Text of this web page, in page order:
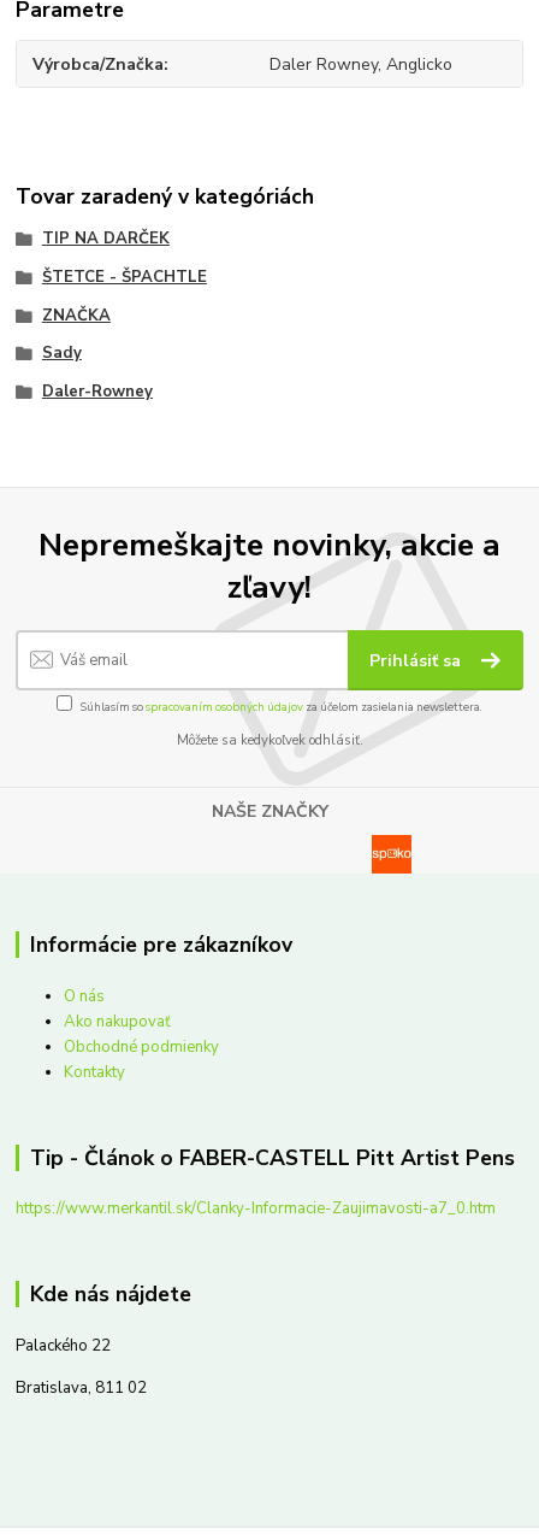
Parametre
Výrobca/Značka Daler Rowney, Anglicko
Tovar zaradený v kategóriách
TIP NA DARČEK
ŠTETCE - ŠPACHTLE
ZNAČKA
Sady
Daler-Rowney
Nepremeškajte novinky, akcie a
zľavy!
Prihlásiť sa
Súhlasím sospracovaním osobných údajov za účelom zasielania newslettera.
Môžete sa kedykoľvek odhlásiť.
NAŠE ZNAČKY
Informácie pre zákazníkov
O nás
Ako nakupovať
Obchodné podmienky
Kontakty
Tip - Článok o FABER-CASTELL Pitt Artist Pens
https://www.merkantil.sk/Clanky-Informacie-Zaujimavosti-a7_0.htm
Kde nás nájdete
Palackého 22
Bratislava, 811 02